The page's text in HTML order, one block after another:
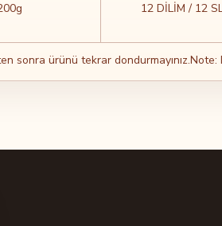
12 DİLİM / 12
sonra ürünü tekrar